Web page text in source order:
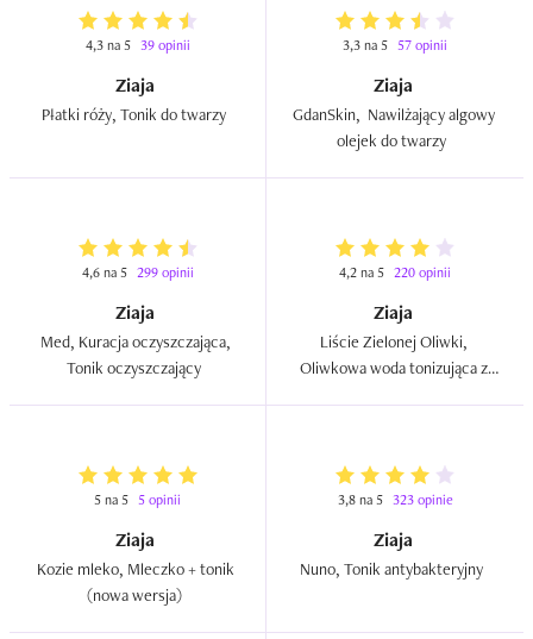
4,3 na 5 39 opinii
Ziaja
3,3 na 5 57 opinii
Ziaja
GdanSkin,  Nawilżający algowy
4,6 na 5 299 opinii
Ziaja
Med, Kuracja oczyszczająca,
4,2 na 5 220 opinii
Ziaja
Liście Zielonej Oliwki,
Oliwkowa woda tonizująca z
5 na 5 5 opinii
Ziaja
Kozie mleko, Mleczko + tonik
3,8 na 5 323 opinie
Ziaja